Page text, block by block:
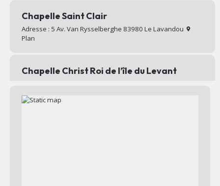
Chapelle Saint Clair
Adresse : 5 Av. Van Rysselberghe 83980 Le Lavandou
Plan
Chapelle Christ Roi de l’île du Levant